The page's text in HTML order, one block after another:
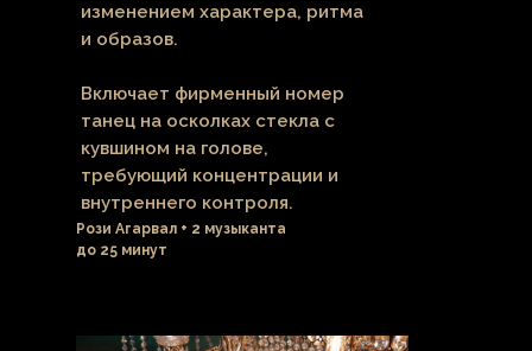
изменением характера, ритма
и образов.
Включает фирменный номер
танец на осколках стекла с
кувшином на голове,
требующий концентрации и
внутреннего контроля.
Рози Агарвал + 2 музыканта
до 25 минут